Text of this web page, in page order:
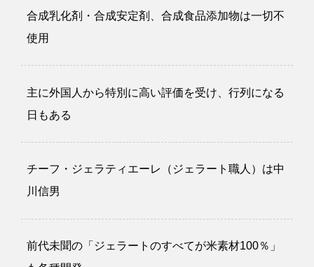
合成乳化剤・合成安定剤、合成食品添加物は一切不
使用
主に外国人から特別に高い評価を受け、行列になる
日もある
チーフ・ジェラティエーレ（ジェラート職人）は中
川信男
前代未聞の「ジェラートのすべてが米素材100％」